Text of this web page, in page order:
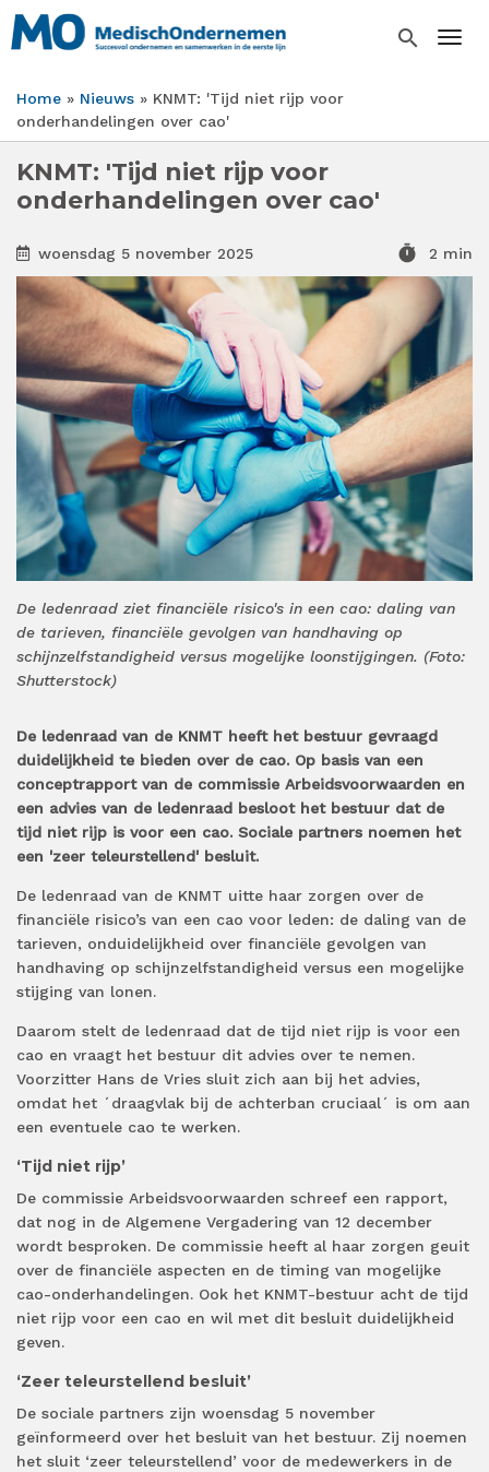
Overslaan
en
inhoud
gaan
search
Kruimelpad
Home Nieuws
KNMT: 'Tijd niet rijp voor
onderhandelingen over cao'
KNMT: 'Tijd niet rijp voor
onderhandelingen over cao'
woensdag 5 november 2025 timer 2 min
De ledenraad ziet financiële risico's in een cao: daling van
de tarieven, financiële gevolgen van handhaving op
schijnzelfstandigheid versus mogelijke loonstijgingen. (Foto:
Shutterstock)
De ledenraad van de KNMT heeft het bestuur gevraagd
duidelijkheid te bieden over de cao. Op basis van een
conceptrapport van de commissie Arbeidsvoorwaarden en
een advies van de ledenraad besloot het bestuur dat de
tijd niet rijp is voor een cao. Sociale partners noemen het
een 'zeer teleurstellend' besluit.
De ledenraad van de KNMT uitte haar zorgen over de
financiële risico’s van een cao voor leden: de daling van de
tarieven, onduidelijkheid over financiële gevolgen van
handhaving op schijnzelfstandigheid versus een mogelijke
stijging van lonen.
Daarom stelt de ledenraad dat de tijd niet rijp is voor een
cao en vraagt het bestuur dit advies over te nemen.
Voorzitter Hans de Vries sluit zich aan bij het advies,
omdat het ´draagvlak bij de achterban cruciaal´ is om aan
een eventuele cao te werken.
‘Tijd niet rijp’
De commissie Arbeidsvoorwaarden schreef een rapport,
dat nog in de Algemene Vergadering van 12 december
wordt besproken. De commissie heeft al haar zorgen geuit
over de financiële aspecten en de timing van mogelijke
cao-onderhandelingen. Ook het KNMT-bestuur acht de tijd
niet rijp voor een cao en wil met dit besluit duidelijkheid
geven.
‘Zeer teleurstellend besluit’
De sociale partners zijn woensdag 5 november
geïnformeerd over het besluit van het bestuur. Zij noemen
het sluit ‘zeer teleurstellend’ voor de medewerkers in de